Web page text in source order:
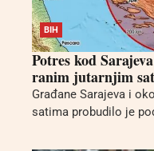
BIH
Potres kod
ranim jutarnjim
Građane Sarajeva i
satima probudilo je